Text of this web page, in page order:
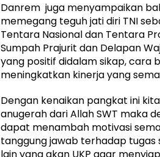
Danrem juga menyampaikan
memegang teguh jati diri TNI
Tentara Nasional dan Tentara
Sumpah Prajurit dan Delapan
yang positif didalam sikap, cara
meningkatkan kinerja yang
Dengan kenaikan pangkat ini
anugerah dari Allah SWT maka
dapat menambah motivasi
tanggung jawab terhadap tugas